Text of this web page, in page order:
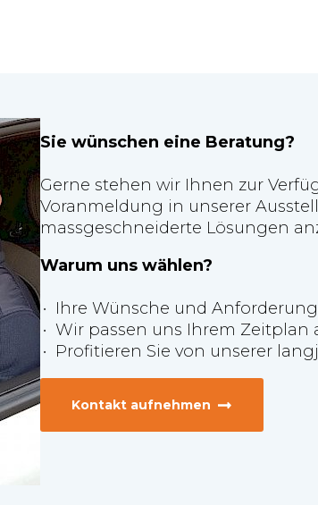
Sie wünschen eine Beratung?
Gerne stehen wir Ihnen zur
Voranmeldung in unserer
massgeschneiderte Lösungen
Warum uns wählen?
Ihre Wünsche und
Wir passen uns Ihrem Zeitplan
Profitieren Sie von unserer
Kontakt aufnehmen